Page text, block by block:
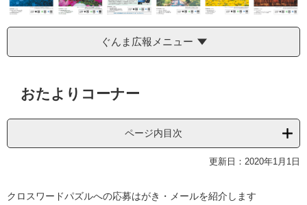
ぐんま広報メニュー
おたよりコーナー
ページ内目次
更新日：2020年1月1日
クロスワードパズルへの応募はがき・メールを紹介します